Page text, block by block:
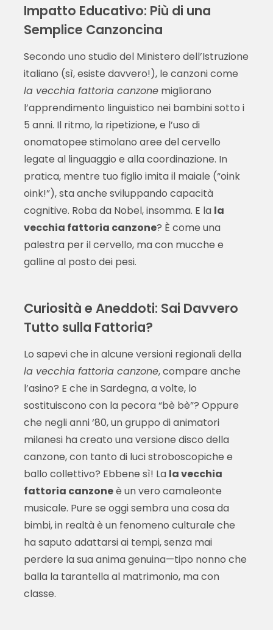
Impatto Educativo: Più di una
Semplice Canzoncina
Secondo uno studio del Ministero dell’Istruzione
italiano (sì, esiste davvero!), le canzoni come
la vecchia fattoria canzonemigliorano
l’apprendimento linguistico nei bambini sotto i
5 anni. Il ritmo, la ripetizione, e l’uso di
onomatopee stimolano aree del cervello
legate al linguaggio e alla coordinazione. In
pratica, mentre tuo figlio imita il maiale (“oink
oink!”), sta anche sviluppando capacità
cognitive. Roba da Nobel, insomma. E la la
vecchia fattoria canzone? È come una
palestra per il cervello, ma con mucche e
galline al posto dei pesi.
Curiosità e Aneddoti: Sai Davvero
Tutto sulla Fattoria?
Lo sapevi che in alcune versioni regionali della
la vecchia fattoria canzone, compare anche
l’asino? E che in Sardegna, a volte, lo
sostituiscono con la pecora “bè bè”? Oppure
che negli anni ‘80, un gruppo di animatori
milanesi ha creato una versione disco della
canzone, con tanto di luci stroboscopiche e
ballo collettivo? Ebbene sì! La la vecchia
fattoria canzoneè un vero camaleonte
musicale. Pure se oggi sembra una cosa da
bimbi, in realtà è un fenomeno culturale che
ha saputo adattarsi ai tempi, senza mai
perdere la sua anima genuina—tipo nonno che
balla la tarantella al matrimonio, ma con
classe.